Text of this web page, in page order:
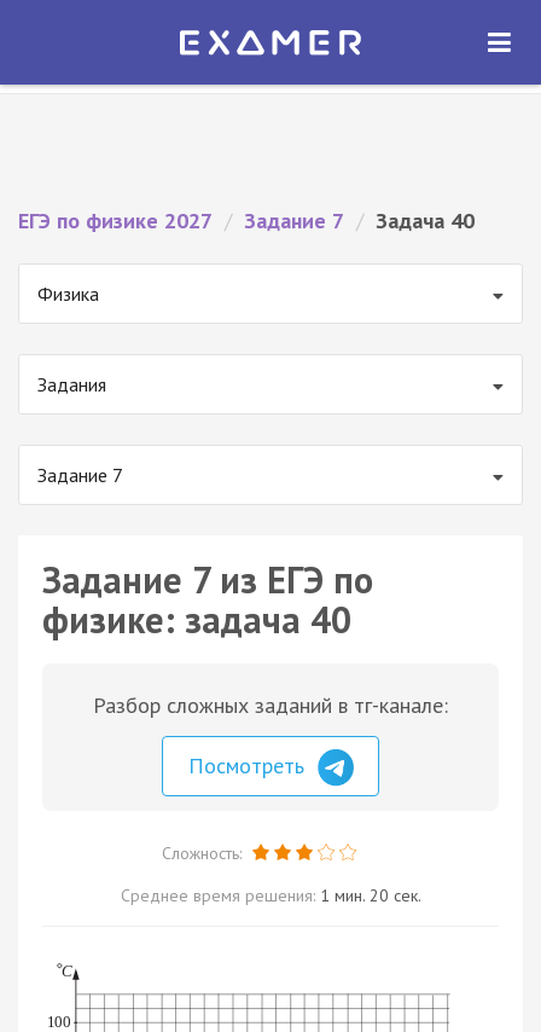
Экзамер — ЕГЭ 2027
ОТКРЫТЬ
ЕГЭ по физике 2027 / Задание 7 / Задача 40
Физика
Задания
Задание 7
Задание 7 из ЕГЭ по
физике: задача 40
Разбор сложных заданий в тг-канале:
Посмотреть
Сложность:
Среднее время решения: 1 мин. 20 сек.